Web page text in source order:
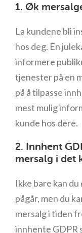
1. Øk
La kundene bli
hos deg. En
informere
tjenester på en
på å tilpasse
mest mulig
kunde hos dere.
2. Innhent
mersalg i det
Ikke bare kan
pågår, men du
mersalg i tiden
innhente GDPR